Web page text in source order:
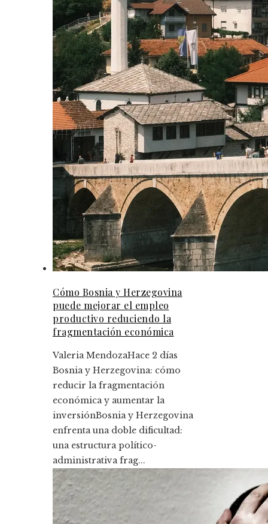
Cómo Bosnia y Herzegovina
puede mejorar el empleo
productivo reduciendo la
fragmentación económica
Valeria MendozaHace 2 días
Bosnia y Herzegovina: cómo
reducir la fragmentación
económica y aumentar la
inversiónBosnia y Herzegovina
enfrenta una doble dificultad:
una estructura político-
administrativa frag...